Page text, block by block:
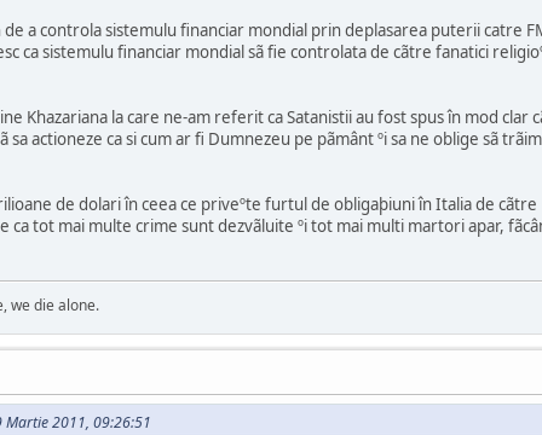
de a controla sistemulu financiar mondial prin deplasarea puterii catre
ca sistemulu financiar mondial sã fie controlata de cãtre fanatici
Khazariana la care ne-am referit ca Satanistii au fost spus în mod
sa actioneze ca si cum ar fi Dumnezeu pe pãmânt ºi sa ne oblige sã
de dolari în ceea ce priveºte furtul de obligaþiuni în Italia de
ca tot mai multe crime sunt dezvãluite ºi tot mai multi martori apar,
we die alone.
2011, 09:26:51